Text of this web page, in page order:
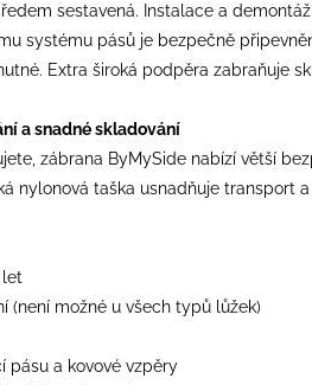
sestavená. Instalace a
systému pásů je bezpečně
Extra široká podpěra zabraňuje
a snadné skladování
zábrana ByMySide nabízí větší
nylonová taška usnadňuje transport
(není možné u všech typů lůžek)
pásu a kovové vzpěry